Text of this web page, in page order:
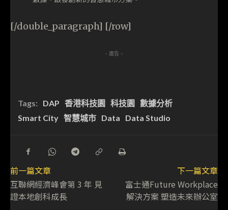
[/double_paragraph] [/row]
- 廣告 -
Tags: DAP 香港科技園 科技園
數據分析
Smart City 智慧城市 Data Data Studio
前一篇文章
互聯網經濟峰會第 3 年 見
證本地創科成長
下一篇文章
富士通Future Workplace
解決方案 塑造未來辦公室